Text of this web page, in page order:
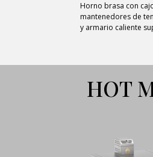
Horno brasa con
mantenedores de
y armario caliente
HOT